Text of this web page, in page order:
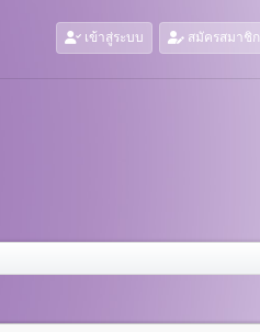
เข้าสู่ระบบ สมัครสมาชิก